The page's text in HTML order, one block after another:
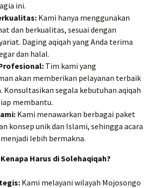
ini.
Kami hanya menggunakan
dan berkualitas, sesuai dengan
Daging aqiqah yang Anda terima
dan halal.
Tim kami yang
akan memberikan pelayanan terbaik
Konsultasikan segala kebutuhan aqiqah
membantu.
Kami menawarkan berbagai paket
konsep unik dan Islami, sehingga acara
lebih bermakna.
Harus di Solehaqiqah?
Kami melayani wilayah Mojosongo